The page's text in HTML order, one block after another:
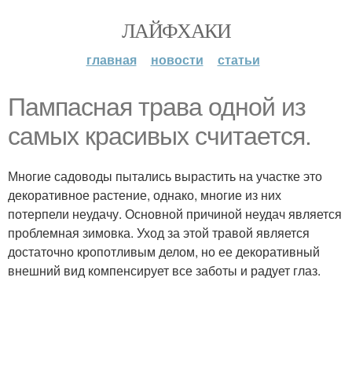
ЛАЙФХАКИ
главная новости статьи
Пампасная трава одной из
самых красивых считается.
Многие садоводы пытались вырастить на участке это
декоративное растение, однако, многие из них
потерпели неудачу. Основной причиной неудач является
проблемная зимовка. Уход за этой травой является
достаточно кропотливым делом, но ее декоративный
внешний вид компенсирует все заботы и радует глаз.